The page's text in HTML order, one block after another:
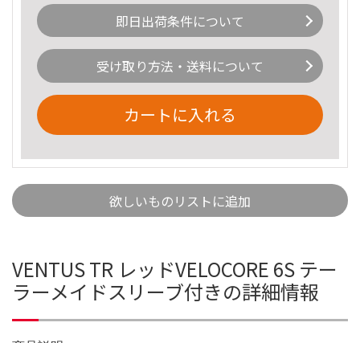
即日出荷条件について
受け取り方法・送料について
カートに入れる
欲しいものリストに追加
VENTUS TR レッドVELOCORE 6S テー
ラーメイドスリーブ付きの詳細情報